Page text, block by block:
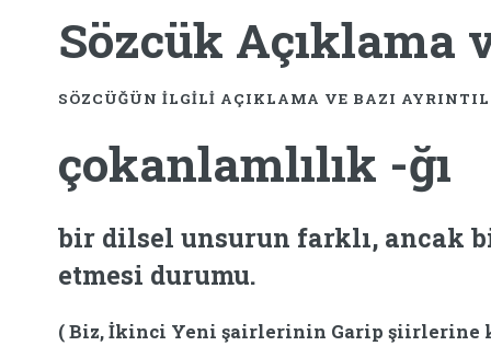
Sözcük Açıklama
SÖZCÜĞÜN ILGILI AÇIKLAMA VE BAZI
çokanlamlılık -ğı
bir dilsel unsurun farklı, ancak
etmesi durumu.
( Biz, İkinci Yeni şairlerinin Garip şiirlerine